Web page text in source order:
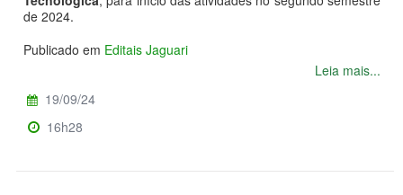
de 2024.
Publicado em Editais Jaguari
Leia mais...
19/09/24
16h28